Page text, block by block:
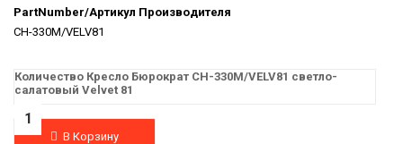
PartNumber/Артикул Производителя
CH-330M/VELV81
Количество Кресло Бюрократ CH-330M/VELV81 светло-
салатовый Velvet 81
В Корзину